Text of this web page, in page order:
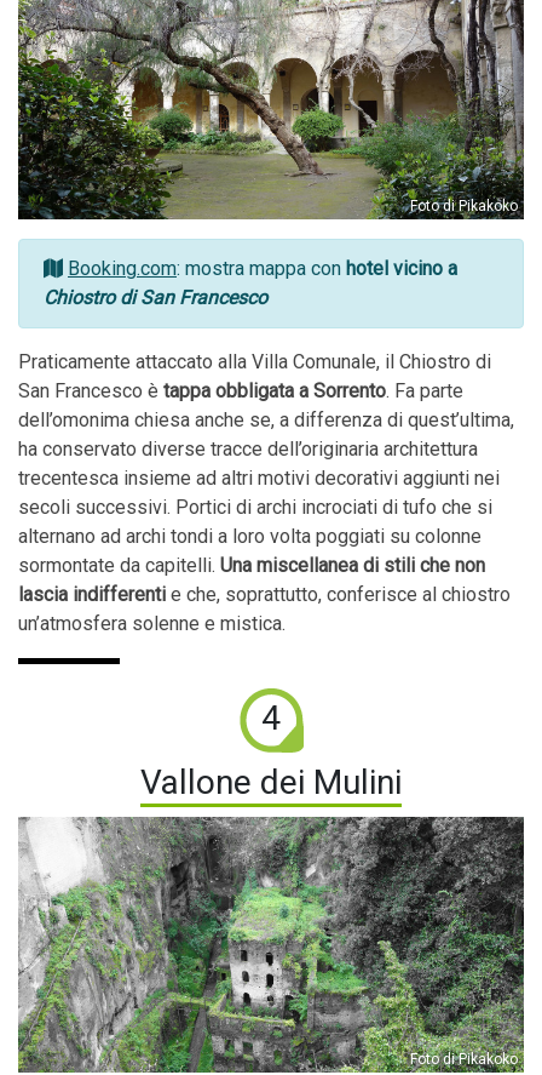
Foto di Pikakoko
Booking.com: mostra mappa con hotel vicino a
Chiostro di San Francesco
Praticamente attaccato alla Villa Comunale, il Chiostro di
San Francesco è tappa obbligata a Sorrento. Fa parte
dell’omonima chiesa anche se, a differenza di quest’ultima,
ha conservato diverse tracce dell’originaria architettura
trecentesca insieme ad altri motivi decorativi aggiunti nei
secoli successivi. Portici di archi incrociati di tufo che si
alternano ad archi tondi a loro volta poggiati su colonne
sormontate da capitelli. Una miscellanea di stili che non
lascia indifferenti e che, soprattutto, conferisce al chiostro
un’atmosfera solenne e mistica.
4
Vallone dei Mulini
Foto di Pikakoko